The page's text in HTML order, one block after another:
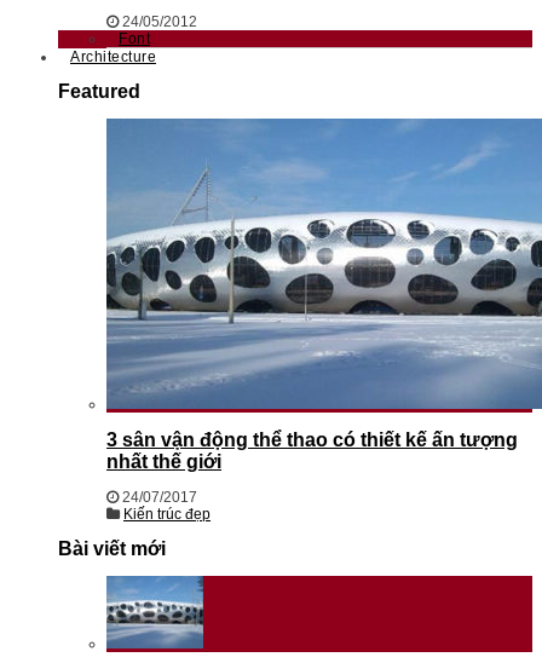
24/05/2012
Font
Architecture
Featured
3 sân vận động thể thao có thiết kế ấn tượng
nhất thế giới
24/07/2017
Kiến trúc đẹp
Bài viết mới